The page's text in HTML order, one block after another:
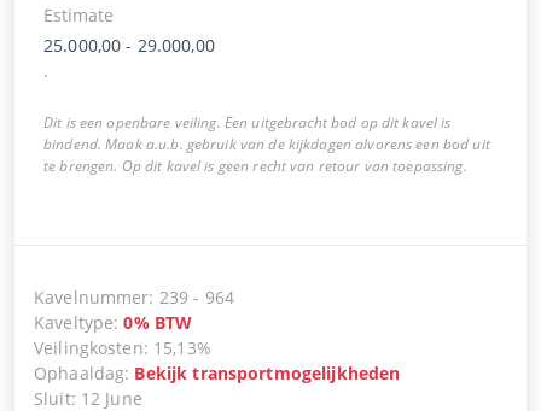
Estimate
25.000,00 - 29.000,00
.
Dit is een openbare veiling. Een uitgebracht bod op dit kavel is
bindend. Maak a.u.b. gebruik van de kijkdagen alvorens een bod uit
te brengen. Op dit kavel is geen recht van retour van toepassing.
Kavelnummer: 239 - 964
Kaveltype:0% BTW
Veilingkosten: 15,13%
Ophaaldag: Bekijk transportmogelijkheden
Sluit: 12 June